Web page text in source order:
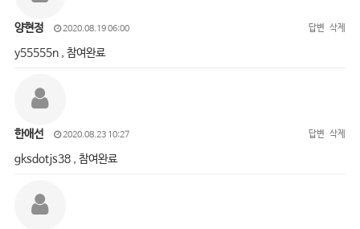
양현정 2020.08.19 06:00 답변 삭제
y55555n , 참여완료
한애선 2020.08.23 10:27 답변 삭제
gksdotjs38 , 참여완료